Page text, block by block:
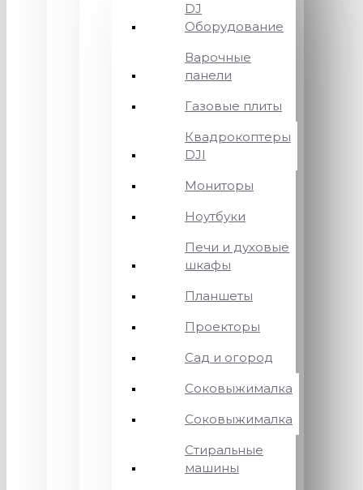
DJ
Оборудование
Варочные
панели
Газовые плиты
Квадрокоптеры
DJI
Мониторы
Ноутбуки
Печи и духовые
шкафы
Планшеты
Проекторы
Сад и огород
Соковыжималка
Соковыжималка
Стиральные
машины